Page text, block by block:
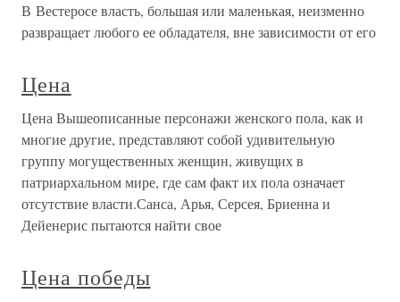
В Вестеросе власть, большая или маленькая, неизменно
развращает любого ее обладателя, вне зависимости от его
Цена
Цена Вышеописанные персонажи женского пола, как и
многие другие, представляют собой удивительную
группу могущественных женщин, живущих в
патриархальном мире, где сам факт их пола означает
отсутствие власти.Санса, Арья, Серсея, Бриенна и
Дейенерис пытаются найти свое
Цена победы